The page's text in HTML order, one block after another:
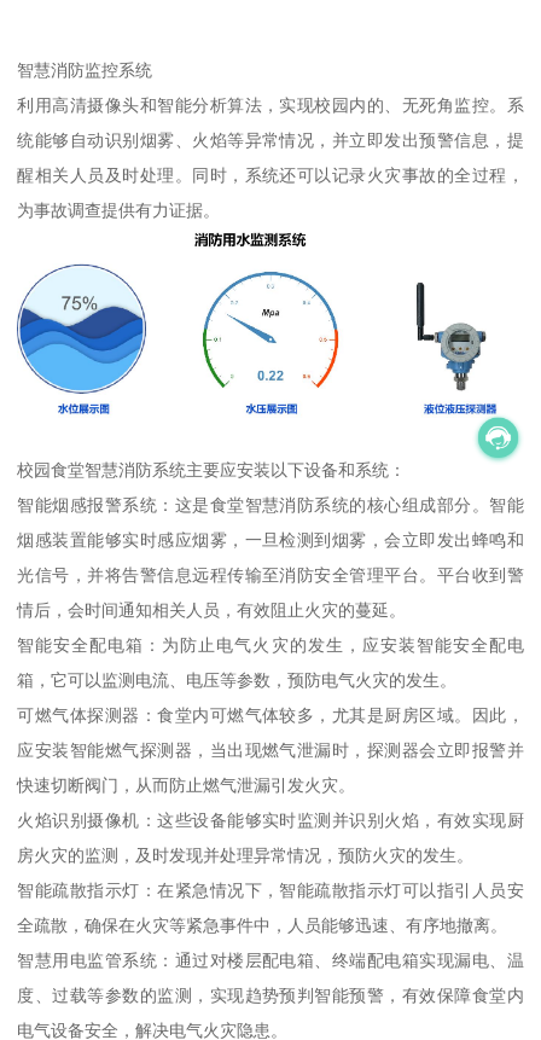
智慧消防监控系统
利用高清摄像头和智能分析算法，实现校园内的、无死角监控。系
统能够自动识别烟雾、火焰等异常情况，并立即发出预警信息，提
醒相关人员及时处理。同时，系统还可以记录火灾事故的全过程，
为事故调查提供有力证据。
校园食堂智慧消防系统主要应安装以下设备和系统：
智能烟感报警系统：这是食堂智慧消防系统的核心组成部分。智能
烟感装置能够实时感应烟雾，一旦检测到烟雾，会立即发出蜂鸣和
光信号，并将告警信息远程传输至消防安全管理平台。平台收到警
情后，会时间通知相关人员，有效阻止火灾的蔓延。
智能安全配电箱：为防止电气火灾的发生，应安装智能安全配电
箱，它可以监测电流、电压等参数，预防电气火灾的发生。
可燃气体探测器：食堂内可燃气体较多，尤其是厨房区域。因此，
应安装智能燃气探测器，当出现燃气泄漏时，探测器会立即报警并
快速切断阀门，从而防止燃气泄漏引发火灾。
火焰识别摄像机：这些设备能够实时监测并识别火焰，有效实现厨
房火灾的监测，及时发现并处理异常情况，预防火灾的发生。
智能疏散指示灯：在紧急情况下，智能疏散指示灯可以指引人员安
全疏散，确保在火灾等紧急事件中，人员能够迅速、有序地撤离。
智慧用电监管系统：通过对楼层配电箱、终端配电箱实现漏电、温
度、过载等参数的监测，实现趋势预判智能预警，有效保障食堂内
电气设备安全，解决电气火灾隐患。